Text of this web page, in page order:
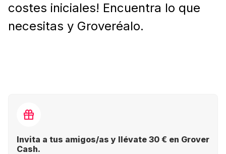
costes iniciales! Encuentra lo que
necesitas y Groveréalo.
Invita a tus amigos/as y llévate 30 € en Grover
Cash.